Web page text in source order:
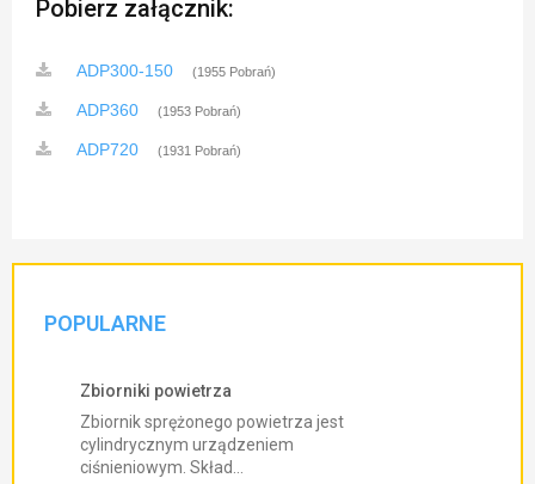
Pobierz załącznik:
ADP300-150 (1955 Pobrań)
ADP360 (1953 Pobrań)
ADP720 (1931 Pobrań)
POPULARNE
Zbiorniki powietrza
Zbiornik sprężonego powietrza jest
cylindrycznym urządzeniem
ciśnieniowym. Skład...